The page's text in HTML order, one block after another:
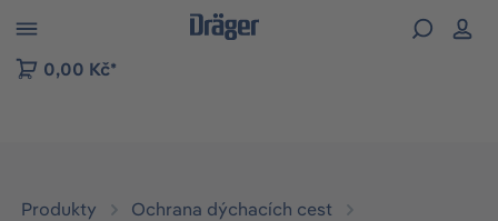
to B2B platform navigation
0,00 Kč*
Produkty
Ochrana dýchacích cest